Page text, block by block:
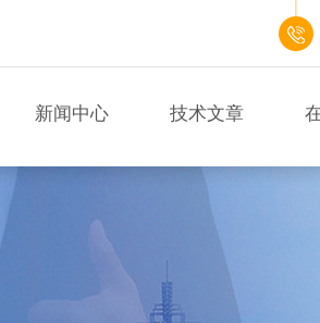
新闻中心 技术文章